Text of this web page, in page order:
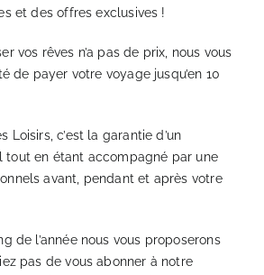
et des offres exclusives !
vos rêves n’a pas de prix, nous vous
de payer votre voyage jusqu’en 10
Loisirs, c’est la garantie d’un
tout en étant accompagné par une
avant, pendant et après votre
de l’année nous vous proposerons
pas de vous abonner à notre